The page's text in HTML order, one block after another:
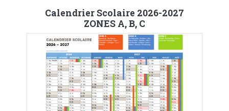
Calendrier Scolaire 2026-2027
ZONES A, B, C